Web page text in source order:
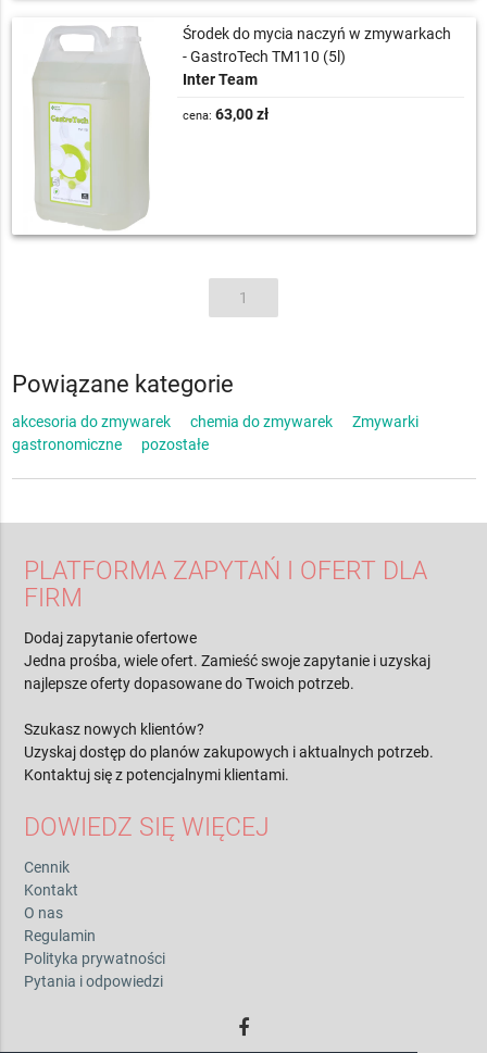
Środek do mycia naczyń w zmywarkach
- GastroTech TM110 (5l)
Inter Team
cena: 63,00 zł
1
Powiązane kategorie
akcesoria do zmywarek chemia do zmywarek
Zmywarki
gastronomiczne
pozostałe
PLATFORMA ZAPYTAŃ I OFERT DLA
FIRM
Dodaj zapytanie ofertowe
Jedna prośba, wiele ofert. Zamieść swoje zapytanie i uzyskaj
najlepsze oferty dopasowane do Twoich potrzeb.
Szukasz nowych klientów?
Uzyskaj dostęp do planów zakupowych i aktualnych potrzeb.
Kontaktuj się z potencjalnymi klientami.
DOWIEDZ SIĘ WIĘCEJ
Cennik
Kontakt
O nas
Regulamin
Polityka prywatności
Pytania i odpowiedzi